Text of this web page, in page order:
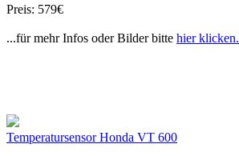
Preis: 579€
...für mehr Infos oder Bilder bitte hier klicken.
Temperatursensor Honda VT 600